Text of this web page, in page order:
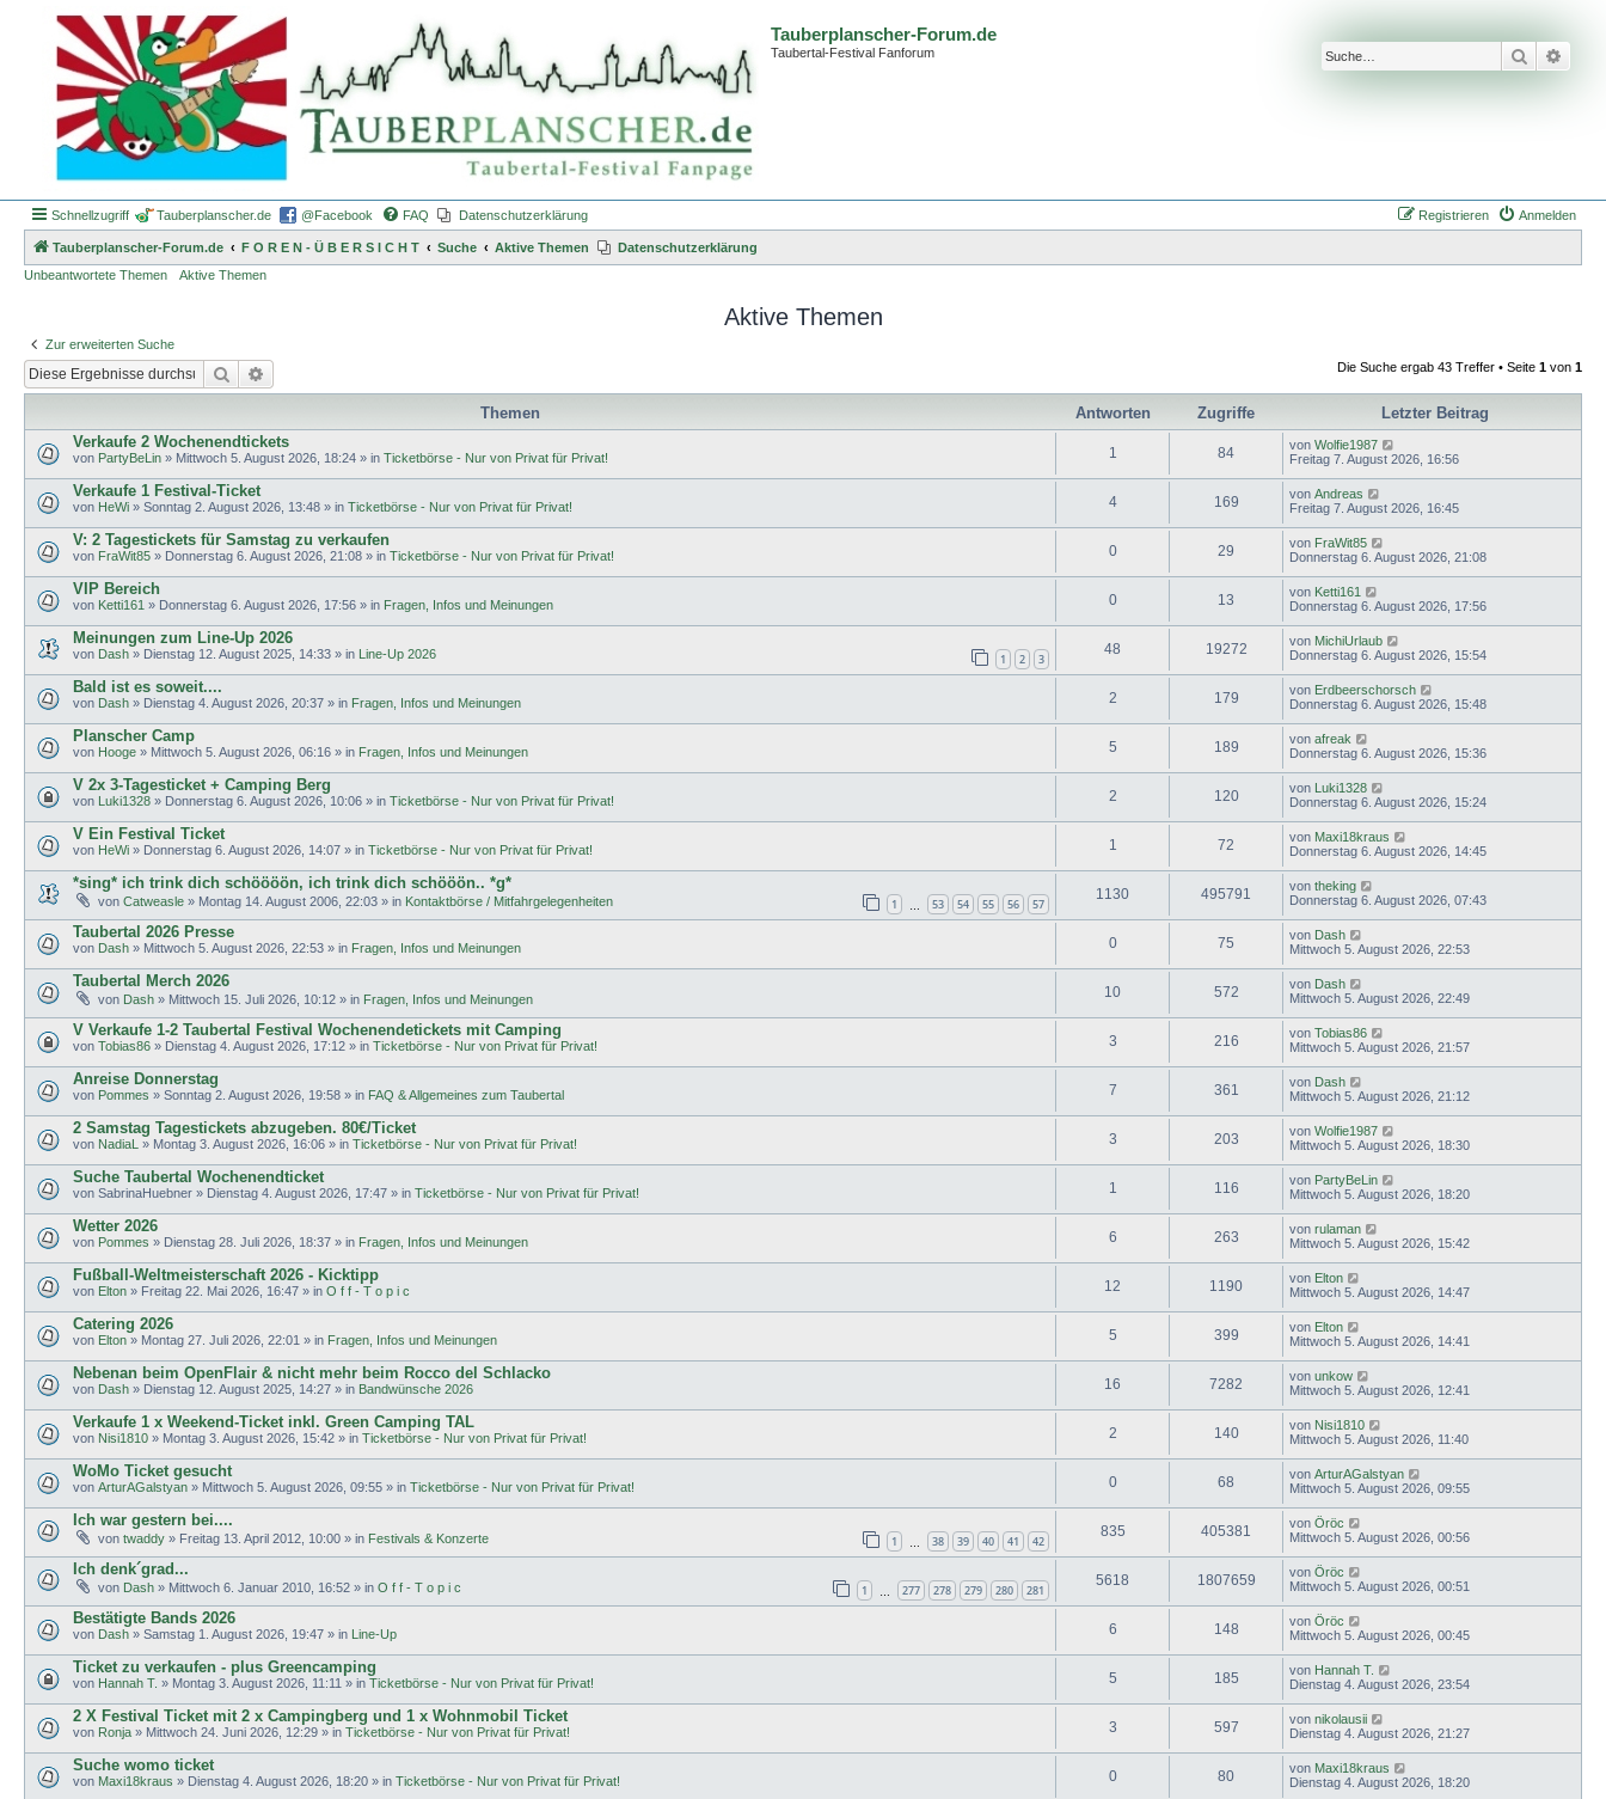
Tauberplanscher-Forum.de
Taubertal-Festival Fanforum Suche
Schnellzugriff Tauberplanscher.de @Facebook FAQ Datenschutzerklärung Anmelden
Registrieren
Tauberplanscher-Forum.de F O R E N - Ü B E R S I C H T Suche Aktive Themen
Datenschutzerklärung
Unbeantwortete Themen
Aktive Themen
Aktive Themen
Zur erweiterten Suche
Suche Die Suche ergab 43 Treffer • Seite 1 von 1
Themen Antworten Zugriffe
Letzter Beitrag
Verkaufe 2 Wochenendtickets
von PartyBeLin » Mittwoch 5. August 2026, 18:24 » in Ticketbörse - Nur von Privat für Privat! 1 84 von Wolfie1987
Freitag 7. August 2026, 16:56
Verkaufe 1 Festival-Ticket
von HeWi » Sonntag 2. August 2026, 13:48 » in Ticketbörse - Nur von Privat für Privat! 4 169 von Andreas
Freitag 7. August 2026, 16:45
V: 2 Tagestickets für Samstag zu verkaufen
von FraWit85 » Donnerstag 6. August 2026, 21:08 » in Ticketbörse - Nur von Privat für Privat! 0 29 von FraWit85
Donnerstag 6. August 2026, 21:08
VIP Bereich
von Ketti161 » Donnerstag 6. August 2026, 17:56 » in Fragen, Infos und Meinungen 0 13 von Ketti161
Donnerstag 6. August 2026, 17:56
Meinungen zum Line-Up 2026
von Dash » Dienstag 12. August 2025, 14:33 » in Line-Up 2026 1 2 3
48 19272 von MichiUrlaub
Donnerstag 6. August 2026, 15:54
Bald ist es soweit....
von Dash » Dienstag 4. August 2026, 20:37 » in Fragen, Infos und Meinungen 2 179 von Erdbeerschorsch
Donnerstag 6. August 2026, 15:48
Planscher Camp
von Hooge » Mittwoch 5. August 2026, 06:16 » in Fragen, Infos und Meinungen 5 189 von afreak
Donnerstag 6. August 2026, 15:36
V 2x 3-Tagesticket + Camping Berg
von Luki1328 » Donnerstag 6. August 2026, 10:06 » in Ticketbörse - Nur von Privat für Privat! 2 120 von Luki1328
Donnerstag 6. August 2026, 15:24
V Ein Festival Ticket
von HeWi » Donnerstag 6. August 2026, 14:07 » in Ticketbörse - Nur von Privat für Privat! 1 72 von Maxi18kraus
Donnerstag 6. August 2026, 14:45
*sing* ich trink dich schöööön, ich trink dich schööön.. *g*
von Catweasle » Montag 14. August 2006, 22:03 » in Kontaktbörse / Mitfahrgelegenheiten 1 53 54 55 56 57
1130 495791 von theking
Donnerstag 6. August 2026, 07:43
Taubertal 2026 Presse
von Dash » Mittwoch 5. August 2026, 22:53 » in Fragen, Infos und Meinungen 0 75 von Dash
Mittwoch 5. August 2026, 22:53
Taubertal Merch 2026
von Dash » Mittwoch 15. Juli 2026, 10:12 » in Fragen, Infos und Meinungen 10 572 von Dash
Mittwoch 5. August 2026, 22:49
V Verkaufe 1-2 Taubertal Festival Wochenendetickets mit Camping
von Tobias86 » Dienstag 4. August 2026, 17:12 » in Ticketbörse - Nur von Privat für Privat! 3 216 von Tobias86
Mittwoch 5. August 2026, 21:57
Anreise Donnerstag
von Pommes » Sonntag 2. August 2026, 19:58 » in FAQ & Allgemeines zum Taubertal 7 361 von Dash
Mittwoch 5. August 2026, 21:12
2 Samstag Tagestickets abzugeben. 80€/Ticket
von NadiaL » Montag 3. August 2026, 16:06 » in Ticketbörse - Nur von Privat für Privat! 3 203 von Wolfie1987
Mittwoch 5. August 2026, 18:30
Suche Taubertal Wochenendticket
von SabrinaHuebner » Dienstag 4. August 2026, 17:47 » in Ticketbörse - Nur von Privat für Privat! 1 116 von PartyBeLin
Mittwoch 5. August 2026, 18:20
Wetter 2026
von Pommes » Dienstag 28. Juli 2026, 18:37 » in Fragen, Infos und Meinungen 6 263 von rulaman
Mittwoch 5. August 2026, 15:42
Fußball-Weltmeisterschaft 2026 - Kicktipp
von Elton » Freitag 22. Mai 2026, 16:47 » in O f f - T o p i c 12 1190 von Elton
Mittwoch 5. August 2026, 14:47
Catering 2026
von Elton » Montag 27. Juli 2026, 22:01 » in Fragen, Infos und Meinungen 5 399 von Elton
Mittwoch 5. August 2026, 14:41
Nebenan beim OpenFlair & nicht mehr beim Rocco del Schlacko
von Dash » Dienstag 12. August 2025, 14:27 » in Bandwünsche 2026 16 7282 von unkow
Mittwoch 5. August 2026, 12:41
Verkaufe 1 x Weekend-Ticket inkl. Green Camping TAL
von Nisi1810 » Montag 3. August 2026, 15:42 » in Ticketbörse - Nur von Privat für Privat! 2 140 von Nisi1810
Mittwoch 5. August 2026, 11:40
WoMo Ticket gesucht
von ArturAGalstyan » Mittwoch 5. August 2026, 09:55 » in Ticketbörse - Nur von Privat für Privat! 0 68 von ArturAGalstyan
Mittwoch 5. August 2026, 09:55
Ich war gestern bei....
von twaddy » Freitag 13. April 2012, 10:00 » in Festivals & Konzerte 1 38 39 40 41 42
835 405381 von Öröc
Mittwoch 5. August 2026, 00:56
Ich denk´grad...
von Dash » Mittwoch 6. Januar 2010, 16:52 » in O f f - T o p i c 1 277 278 279 280 281
5618 1807659 von Öröc
Mittwoch 5. August 2026, 00:51
Bestätigte Bands 2026
von Dash » Samstag 1. August 2026, 19:47 » in Line-Up 6 148 von Öröc
Mittwoch 5. August 2026, 00:45
Ticket zu verkaufen - plus Greencamping
von Hannah T. » Montag 3. August 2026, 11:11 » in Ticketbörse - Nur von Privat für Privat! 5 185 von Hannah T.
Dienstag 4. August 2026, 23:54
2 X Festival Ticket mit 2 x Campingberg und 1 x Wohnmobil Ticket
von Ronja » Mittwoch 24. Juni 2026, 12:29 » in Ticketbörse - Nur von Privat für Privat! 3 597 von nikolausii
Dienstag 4. August 2026, 21:27
Suche womo ticket
von Maxi18kraus » Dienstag 4. August 2026, 18:20 » in Ticketbörse - Nur von Privat für Privat! 0 80 von Maxi18kraus
Dienstag 4. August 2026, 18:20